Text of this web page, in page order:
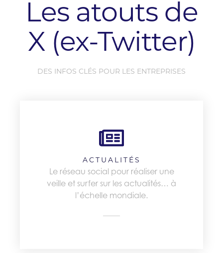
Les atouts de
X (ex-Twitter)
DES INFOS CLÉS POUR LES ENTREPRISES
ACTUALITÉS
Le réseau social pour réaliser une
veille et surfer sur les actualités… à
l’échelle mondiale.